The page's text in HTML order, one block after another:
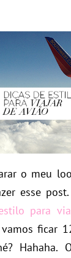
o meu
esse
para
ficar
Hahaha.